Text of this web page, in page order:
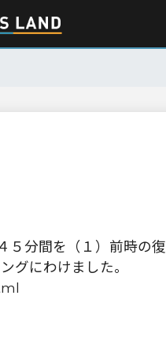
５分間を（１）前時の復
グにわけました。